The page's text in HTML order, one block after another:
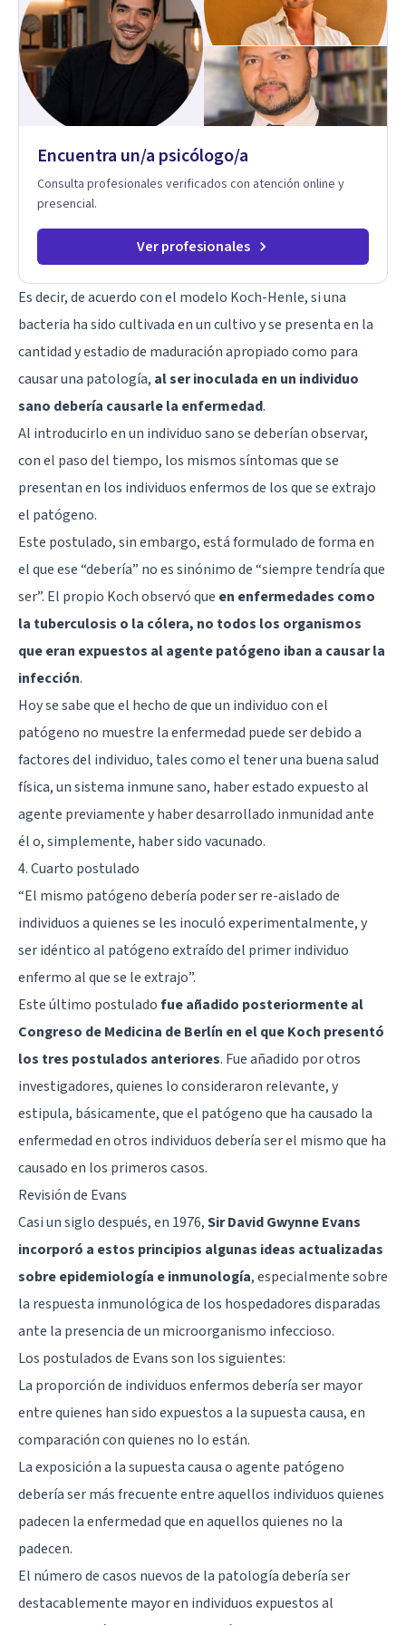
perspectivas interculturales, ecopsicología y el trabajo
simbólico con el inconsciente, entendiendo que cada
proceso terapéutico es único y requiere una mirada
personalizada.
Encuentra un/a psicólogo/a
Consulta profesionales verificados con atención online y
presencial.
Ver profesionales
Es decir, de acuerdo con el modelo Koch-Henle, si una
bacteria ha sido cultivada en un cultivo y se presenta en la
cantidad y estadio de maduración apropiado como para
causar una patología, al ser inoculada en un individuo
sano debería causarle la enfermedad.
Al introducirlo en un individuo sano se deberían observar,
con el paso del tiempo, los mismos síntomas que se
presentan en los individuos enfermos de los que se extrajo
el patógeno.
Este postulado, sin embargo, está formulado de forma en
el que ese “debería” no es sinónimo de “siempre tendría que
ser”. El propio Koch observó que en enfermedades como
la tuberculosis o la cólera, no todos los organismos
que eran expuestos al agente patógeno iban a causar la
infección.
Hoy se sabe que el hecho de que un individuo con el
patógeno no muestre la enfermedad puede ser debido a
factores del individuo, tales como el tener una buena salud
física, un sistema inmune sano, haber estado expuesto al
agente previamente y haber desarrollado inmunidad ante
él o, simplemente, haber sido vacunado.
4. Cuarto postulado
“El mismo patógeno debería poder ser re-aislado de
individuos a quienes se les inoculó experimentalmente, y
ser idéntico al patógeno extraído del primer individuo
enfermo al que se le extrajo”.
Este último postuladofue añadido posteriormente al
Congreso de Medicina de Berlín en el que Koch presentó
los tres postulados anteriores. Fue añadido por otros
investigadores, quienes lo consideraron relevante, y
estipula, básicamente, que el patógeno que ha causado la
enfermedad en otros individuos debería ser el mismo que ha
causado en los primeros casos.
Revisión de Evans
Casi un siglo después, en 1976,Sir David Gwynne Evans
incorporó a estos principios algunas ideas actualizadas
sobre epidemiología e inmunología, especialmente sobre
la respuesta inmunológica de los hospedadores disparadas
ante la presencia de un microorganismo infeccioso.
Los postulados de Evans son los siguientes:
La proporción de individuos enfermos debería ser mayor
entre quienes han sido expuestos a la supuesta causa, en
comparación con quienes no lo están.
La exposición a la supuesta causa o agente patógeno
debería ser más frecuente entre aquellos individuos quienes
padecen la enfermedad que en aquellos quienes no la
padecen.
El número de casos nuevos de la patología debería ser
destacablemente mayor en individuos expuestos al